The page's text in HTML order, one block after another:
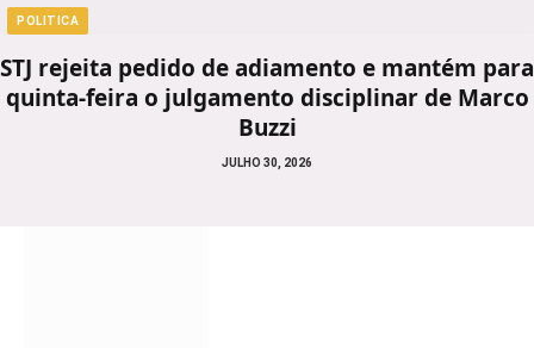
POLITICA
STJ rejeita pedido de adiamento e mantém para
quinta-feira o julgamento disciplinar de Marco
Buzzi
JULHO 30, 2026